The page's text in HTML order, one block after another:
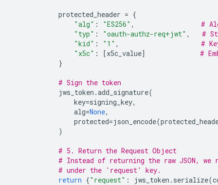
protected_header = {
"alg" : "ES256" ,
#
"typ" : "oauth-authz-req+jwt" ,
#
"kid" : "1" ,
#
"x5c" : [x5c_value]
#
}
# Sign the token
jws_token .add_signature(
key=signing_key,
alg=None,
protected=json_encode(
)
# 5. Return the Request Object
# Instead of returning the raw JSON, we
# under the 'request' key.
return {"request" : jws_token . serialize(